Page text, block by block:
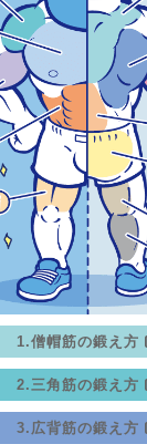
1.僧帽筋の鍛え方
2.三角筋の鍛え方
3.広背筋の鍛え方